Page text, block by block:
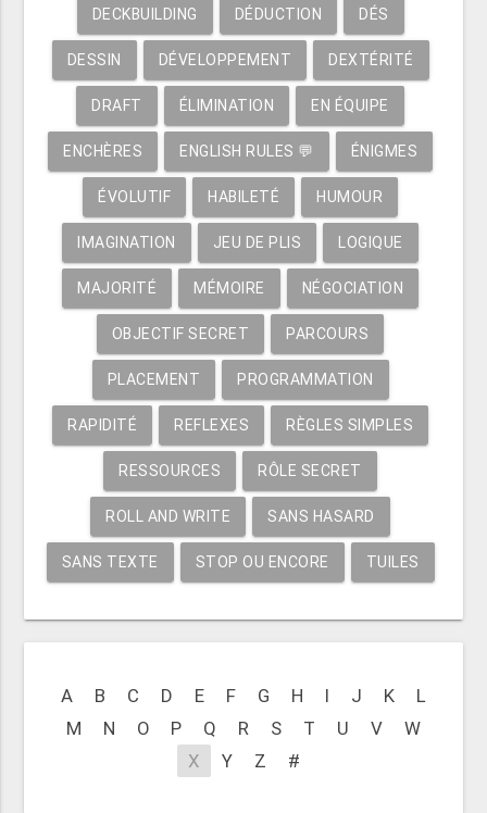
DECKBUILDING DÉDUCTION DÉS
DESSIN DÉVELOPPEMENT DEXTÉRITÉ
DRAFT ÉLIMINATION EN ÉQUIPE
ENCHÈRES ENGLISH RULES 💬 ÉNIGMES
ÉVOLUTIF HABILETÉ HUMOUR
IMAGINATION JEU DE PLIS LOGIQUE
MAJORITÉ MÉMOIRE NÉGOCIATION
OBJECTIF SECRET PARCOURS
PLACEMENT PROGRAMMATION
RAPIDITÉ REFLEXES RÈGLES SIMPLES
RESSOURCES RÔLE SECRET
ROLL AND WRITE SANS HASARD
SANS TEXTE STOP OU ENCORE TUILES
A B C D E F G H I J K
L
M
N O P Q R S T U V
W
X
Y Z #